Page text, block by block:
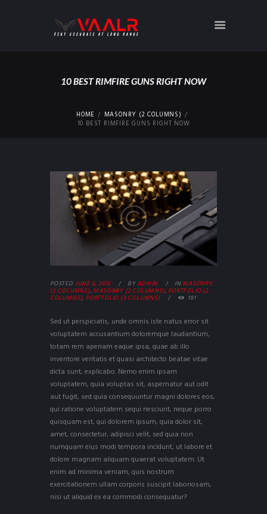
10 BEST RIMFIRE GUNS RIGHT NOW
HOME
MASONRY (2 COLUMNS)
10 BEST RIMFIRE GUNS RIGHT NOW
POSTED JUNE 6, 2015 BYADMIN INMASONRY
(2 COLUMNS),MASONRY (3 COLUMNS), PORTFOLIO (2
COLUMNS), PORTFOLIO (3 COLUMNS) 191
Sed ut perspiciatis, unde omnis iste natus error sit
voluptatem accusantium doloremque laudantium,
totam rem aperiam eaque ipsa, quae ab illo
inventore veritatis et quasi architecto beatae vitae
dicta sunt, explicabo. Nemo enim ipsam
voluptatem, quia voluptas sit, aspernatur aut odit
aut fugit, sed quia consequuntur magni dolores eos,
qui ratione voluptatem sequi nesciunt, neque porro
quisquam est, qui dolorem ipsum, quia dolor sit,
amet, consectetur, adipisci velit, sed quia non
numquam eius modi tempora incidunt, ut labore et
dolore magnam aliquam quaerat voluptatem. Ut
enim ad minima veniam, quis nostrum
exercitationem ullam corporis suscipit laboriosam,
nisi ut aliquid ex ea commodi consequatur?